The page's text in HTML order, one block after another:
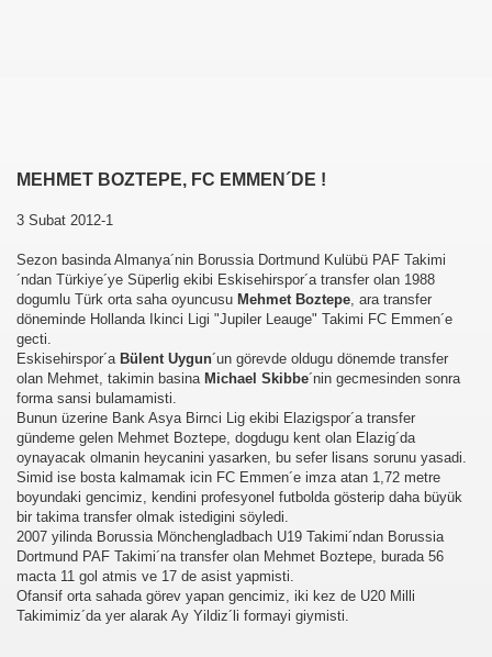
MEHMET BOZTEPE, FC EMMEN´DE !
3 Subat 2012-1
Sezon basinda Almanya´nin Borussia Dortmund Kulübü PAF Takimi
´ndan Türkiye´ye Süperlig ekibi Eskisehirspor´a transfer olan 1988
dogumlu Türk orta saha oyuncusu Mehmet Boztepe, ara transfer
döneminde Hollanda Ikinci Ligi "Jupiler Leauge" Takimi FC Emmen´e
gecti.
Eskisehirspor´a Bülent Uygun´un görevde oldugu dönemde transfer
olan Mehmet, takimin basina Michael Skibbe´nin gecmesinden sonra
forma sansi bulamamisti.
Bunun üzerine Bank Asya Birnci Lig ekibi Elazigspor´a transfer
gündeme gelen Mehmet Boztepe, dogdugu kent olan Elazig´da
oynayacak olmanin heycanini yasarken, bu sefer lisans sorunu yasadi.
Simid ise bosta kalmamak icin FC Emmen´e imza atan 1,72 metre
boyundaki gencimiz, kendini profesyonel futbolda gösterip daha büyük
bir takima transfer olmak istedigini söyledi.
2007 yilinda Borussia Mönchengladbach U19 Takimi´ndan Borussia
Dortmund PAF Takimi´na transfer olan Mehmet Boztepe, burada 56
macta 11 gol atmis ve 17 de asist yapmisti.
Ofansif orta sahada görev yapan gencimiz, iki kez de U20 Milli
Takimimiz´da yer alarak Ay Yildiz´li formayi giymisti.